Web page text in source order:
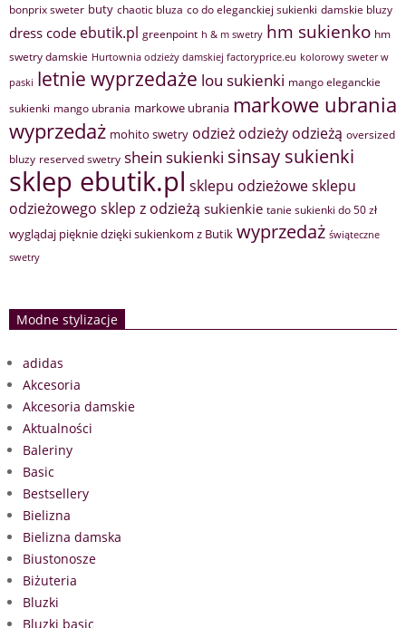
bonprix sweter buty chaotic bluza co do eleganckiej sukienki damskie bluzy
dress code ebutik.pl greenpoint h & m swetry hm sukienko hm
swetry damskie Hurtownia odzieży damskiej factoryprice.eu kolorowy sweter w
paski letnie wyprzedaże lou sukienki mango eleganckie
sukienki mango ubrania markowe ubrania markowe ubrania
wyprzedaż mohito swetry odzież odzieży odzieżą oversized
bluzy reserved swetry shein sukienki sinsay sukienki
sklep ebutik.pl sklepu odzieżowesklepu
odzieżowego sklep z odzieżą sukienkie tanie sukienki do 50 zł
wyglądaj pięknie dzięki sukienkom z Butik wyprzedaż świąteczne
swetry
Modne stylizacje
adidas
Akcesoria
Akcesoria damskie
Aktualności
Baleriny
Basic
Bestsellery
Bielizna
Bielizna damska
Biustonosze
Biżuteria
Bluzki
Bluzki basic